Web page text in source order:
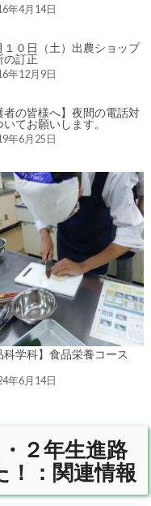
年4月14日
１０日（土）出農ショップ
の訂正
年12月9日
者の皆様へ】夜間の電話対
いてお願いします。
年6月25日
科学科】食品栄養コース
年6月14日
・２年生進路
！：関連情報